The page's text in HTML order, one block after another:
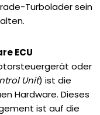
Turbolader sein
ECU
oder
Unit) ist die
Hardware. Dieses
ist auf die